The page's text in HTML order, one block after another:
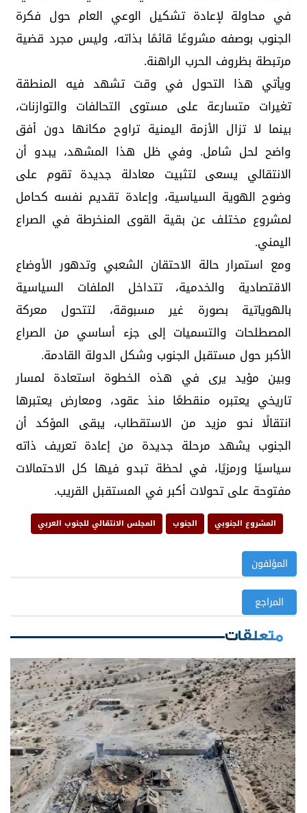
في محاولة لإعادة تشكيل الوعي العام حول فكرة
الجنوب بوصفه مشروعًا قائمًا بذاته، وليس مجرد قضية
مرتبطة بظروف الحرب الراهنة.
ويأتي هذا التحول في وقت تشهد فيه المنطقة
تغيرات متسارعة على مستوى التحالفات والتوازنات،
بينما لا تزال الأزمة اليمنية تراوح مكانها دون أفق
واضح لحل شامل. وفي ظل هذا المشهد، يبدو أن
الانتقالي يسعى لتثبيت معادلة جديدة تقوم على
وضوح الهوية السياسية، وإعادة تقديم نفسه كحامل
لمشروع مختلف عن بقية القوى المنخرطة في الصراع
اليمني.
ومع استمرار حالة الاحتقان الشعبي وتدهور الأوضاع
الاقتصادية والخدمية، تتداخل الملفات السياسية
بالهوياتية بصورة غير مسبوقة، لتتحول معركة
المصطلحات والتسميات إلى جزء أساسي من الصراع
الأكبر حول مستقبل الجنوب وشكل الدولة القادمة.
وبين مؤيد يرى في هذه الخطوة استعادة لمسار
تاريخي يعتبره منقطعًا منذ عقود، ومعارض يعتبرها
انتقالًا نحو مزيد من الاستقطاب، يبقى المؤكد أن
الجنوب يشهد مرحلة جديدة من إعادة تعريف ذاته
سياسيًا ورمزيًا، في لحظة تبدو فيها كل الاحتمالات
مفتوحة على تحولات أكبر في المستقبل القريب.
المشروع الجنوبي الجنوب المجلس الانتقالي للجنوب العربي
المؤلفون
المراجع
متعلقات